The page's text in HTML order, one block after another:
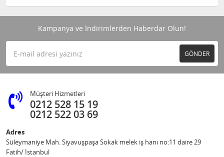
Kampanya ve İndirimlerden Haberdar Olun!
GÖNDER
Müşteri Hizmetleri
0212 528 15 19
0212 522 03 69
Adres
Süleymaniye Mah. Siyavuşpaşa Sokak melek iş hanı no:11 daire 29
Fatih/ İstanbul